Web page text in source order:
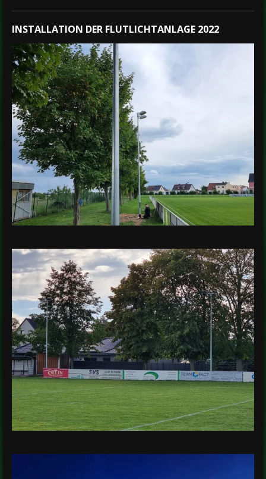
INSTALLATION DER FLUTLICHTANLAGE 2022